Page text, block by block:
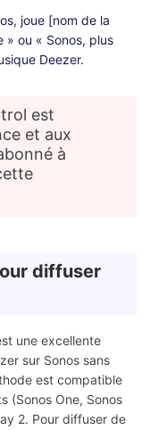
joue [nom de la
» ou « Sonos, plus
Deezer.
est
et aux
à
diffuser
une excellente
sur Sonos sans
est compatible
(Sonos One, Sonos
2. Pour diffuser de